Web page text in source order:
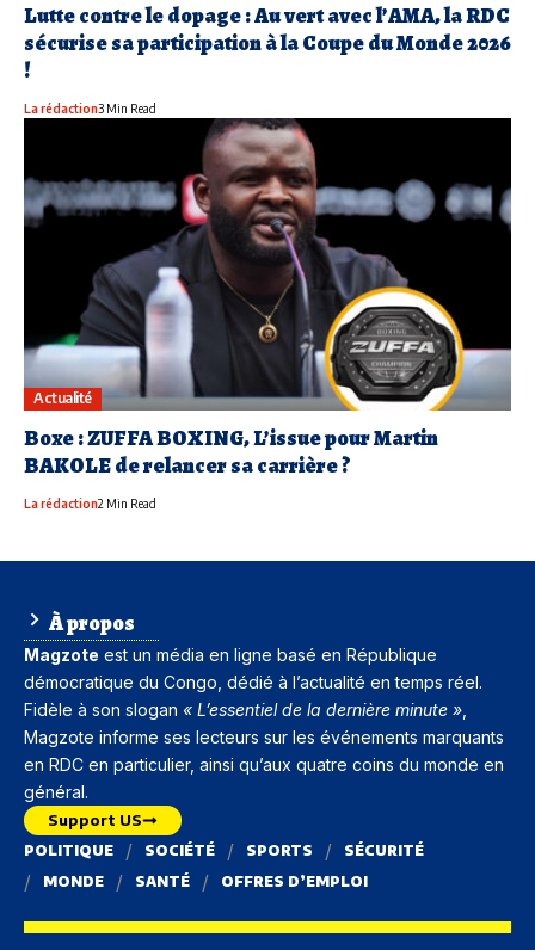
Lutte contre le dopage : Au vert avec l’AMA, la RDC
sécurise sa participation à la Coupe du Monde 2026
!
La rédaction3 Min Read
Actualité
Boxe : ZUFFA BOXING, L’issue pour Martin
BAKOLE de relancer sa carrière ?
La rédaction2 Min Read
À propos
Magzote est un média en ligne basé en République
démocratique du Congo , dédié à l’actualité en temps réel.
Fidèle à son slogan « L’essentiel de la dernière minute »
Magzote informe ses lecteurs sur les événements marquants
en RDC en particulier, ainsi qu’aux quatre coins du monde en
général.
Support US
POLITIQUE SOCIÉTÉ SPORTS
SÉCURITÉ
MONDE
SANTÉ OFFRES D’EMPLOI